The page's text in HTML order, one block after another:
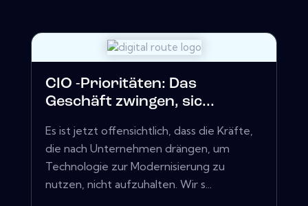
CIO -Prioritäten: Das
Geschäft zwingen, sic...
Es ist jetzt offensichtlich, dass die Kräfte,
die nach Unternehmen drängen, um
Technologie zur Modernisierung zu
nutzen, nicht aufzuhalten. Wir s...